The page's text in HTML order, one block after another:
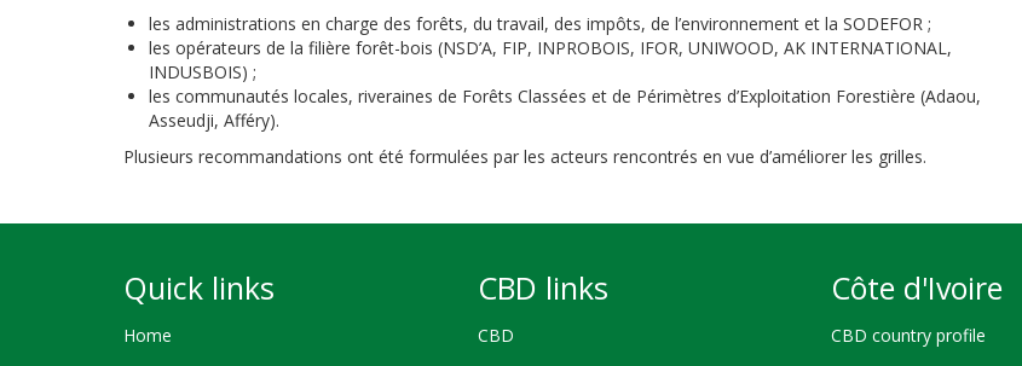
les administrations en charge des forêts, du travail, des impôts, de l’environnement et la SODEFOR ;
les opérateurs de la filière forêt-bois (NSD’A, FIP, INPROBOIS, IFOR, UNIWOOD, AK INTERNATIONAL,
INDUSBOIS) ;
les communautés locales, riveraines de Forêts Classées et de Périmètres d’Exploitation Forestière (Adaou,
Asseudji, Afféry).
Plusieurs recommandations ont été formulées par les acteurs rencontrés en vue d’améliorer les grilles.
Quick links
Home
CBD links
CBD
Côte d'Ivoire
CBD country profile